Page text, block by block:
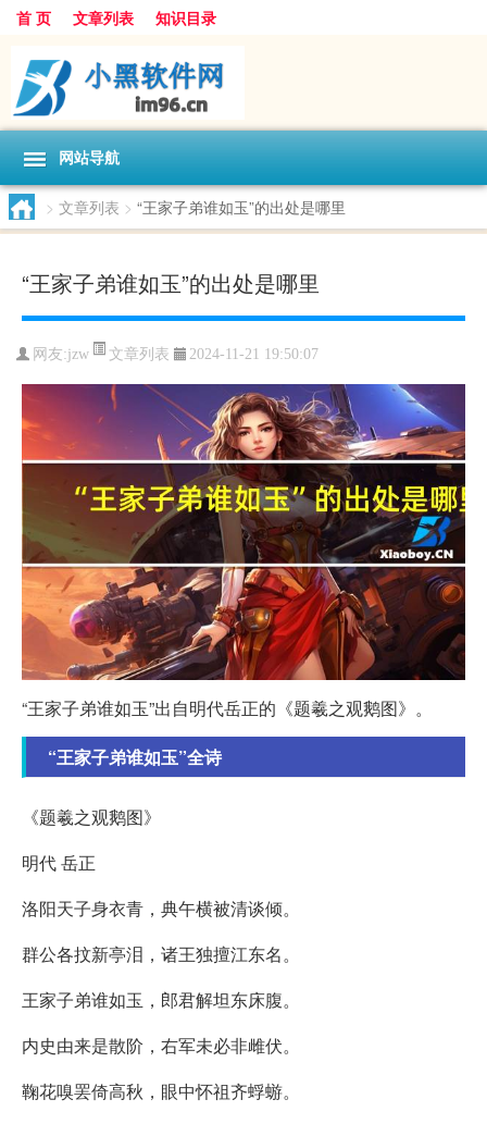
首 页 文章列表 知识目录
网站导航
> 文章列表 > “王家子弟谁如玉”的出处是哪里
“王家子弟谁如玉”的出处是哪里
网友:jzw 文章列表 2024-11-21 19:50:07
“王家子弟谁如玉”出自明代岳正的《题羲之观鹅图》。
“王家子弟谁如玉”全诗
《题羲之观鹅图》
明代 岳正
洛阳天子身衣青，典午横被清谈倾。
群公各抆新亭泪，诸王独擅江东名。
王家子弟谁如玉，郎君解坦东床腹。
内史由来是散阶，右军未必非雌伏。
鞠花嗅罢倚高秋，眼中怀祖齐蜉蝣。